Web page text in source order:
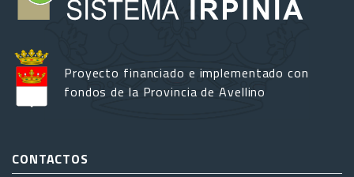
los
Sur
Proyecto financiado e implementado con
fondos de la Provincia de Avellino
CONTACTOS